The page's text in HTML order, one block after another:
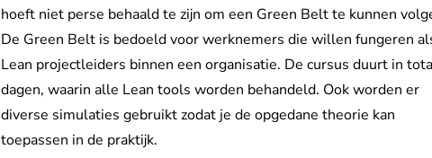
hoeft niet perse behaald te zijn om een Green Belt te kunnen
De Green Belt is bedoeld voor werknemers die willen fungeren
Lean projectleiders binnen een organisatie. De cursus duurt in
dagen, waarin alle Lean tools worden behandeld. Ook worden er
diverse simulaties gebruikt zodat je de opgedane theorie kan
toepassen in de praktijk.